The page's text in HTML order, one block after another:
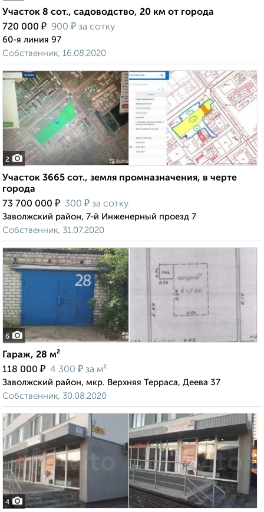
Участок 8 сот., садоводство, 20 км от города
720 000 ₽ 900 ₽ за сотку
60-я линия 97
Собственник, 16.08.2020
2
Участок 3665 сот., земля промназначения, в черте
города
73 700 000 ₽ 300 ₽ за сотку
Заволжский район, 7-й Инженерный проезд 7
Собственник, 31.07.2020
6
Гараж, 28 м²
118 000 ₽ 4 300 ₽ за м²
Заволжский район, мкр. Верхняя Терраса, Деева 37
Собственник, 30.08.2020
4